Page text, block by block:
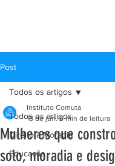
Post
Todos os artigos
Direito à Moradia
Educação
Todos os artigos
Mulheres que
solo, moradia e
Instituto Comuta
18 de jun. 6 min de leitura